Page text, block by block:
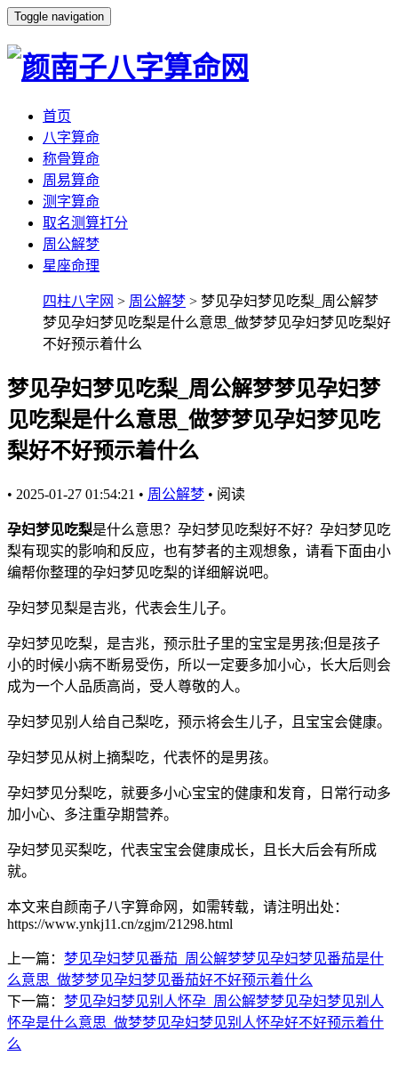
Toggle navigation
首页
八字算命
称骨算命
周易算命
测字算命
取名测算打分
周公解梦
星座命理
四柱八字网 > 周公解梦 > 梦见孕妇梦见吃梨_周公解梦
梦见孕妇梦见吃梨是什么意思_做梦梦见孕妇梦见吃梨好
不好预示着什么
梦见孕妇梦见吃梨_周公解梦梦见孕妇梦
见吃梨是什么意思_做梦梦见孕妇梦见吃
梨好不好预示着什么
• 2025-01-27 01:54:21 • 周公解梦 • 阅读
孕妇梦见吃梨是什么意思？孕妇梦见吃梨好不好？孕妇梦见吃
梨有现实的影响和反应，也有梦者的主观想象，请看下面由小
编帮你整理的孕妇梦见吃梨的详细解说吧。
孕妇梦见梨是吉兆，代表会生儿子。
孕妇梦见吃梨，是吉兆，预示肚子里的宝宝是男孩;但是孩子
小的时候小病不断易受伤，所以一定要多加小心，长大后则会
成为一个人品质高尚，受人尊敬的人。
孕妇梦见别人给自己梨吃，预示将会生儿子，且宝宝会健康。
孕妇梦见从树上摘梨吃，代表怀的是男孩。
孕妇梦见分梨吃，就要多小心宝宝的健康和发育，日常行动多
加小心、多注重孕期营养。
孕妇梦见买梨吃，代表宝宝会健康成长，且长大后会有所成
就。
本文来自颜南子八字算命网，如需转载，请注明出处：
https://www.ynkj11.cn/zgjm/21298.html
上一篇： 梦见孕妇梦见番茄_周公解梦梦见孕妇梦见番茄是什
么意思_做梦梦见孕妇梦见番茄好不好预示着什么
下一篇： 梦见孕妇梦见别人怀孕_周公解梦梦见孕妇梦见别人
怀孕是什么意思_做梦梦见孕妇梦见别人怀孕好不好预示着什
么